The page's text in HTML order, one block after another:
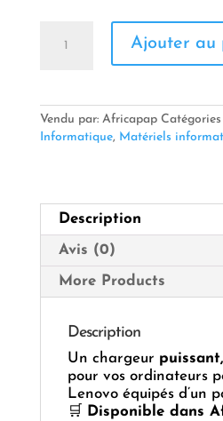
Lenovo
20V
|
USB-
Ajouter au
Vendu par: Africapap Catégories
Informatique, Matériels
Description
Avis (0)
More Products
Description
Un chargeur
pour vos ordinateurs
Lenovo équipés d’un
🛒
Disponible dans